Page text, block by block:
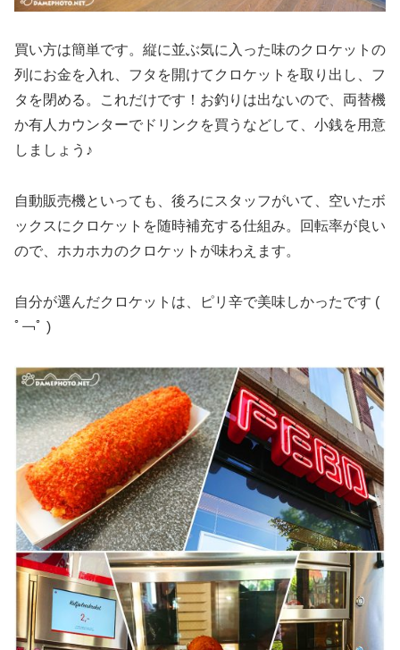
買い方は簡単です。縦に並ぶ気に入った味のクロケットの
列にお金を入れ、フタを開けてクロケットを取り出し、フ
タを閉める。これだけです！お釣りは出ないので、両替機
か有人カウンターでドリンクを買うなどして、小銭を用意
しましょう♪
自動販売機といっても、後ろにスタッフがいて、空いたボ
ックスにクロケットを随時補充する仕組み。回転率が良い
ので、ホカホカのクロケットが味わえます。
自分が選んだクロケットは、ピリ辛で美味しかったです (
ﾟ￢ﾟ )